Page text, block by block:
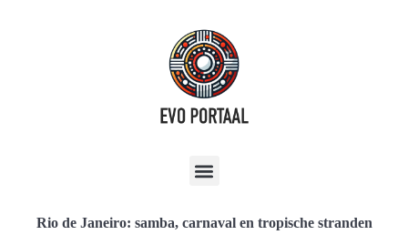
Rio de Janeiro: samba, carnaval en tropische stranden